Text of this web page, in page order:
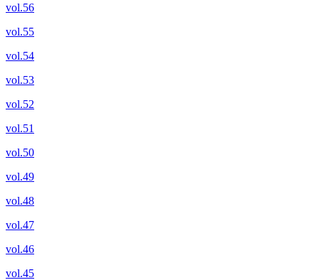
vol.56
vol.55
vol.54
vol.53
vol.52
vol.51
vol.50
vol.49
vol.48
vol.47
vol.46
vol.45